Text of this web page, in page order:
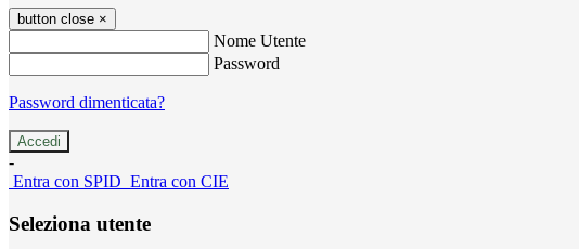
button close ×
Nome Utente
Password
Password dimenticata?
-
Entra con SPID Entra con CIE
Seleziona utente